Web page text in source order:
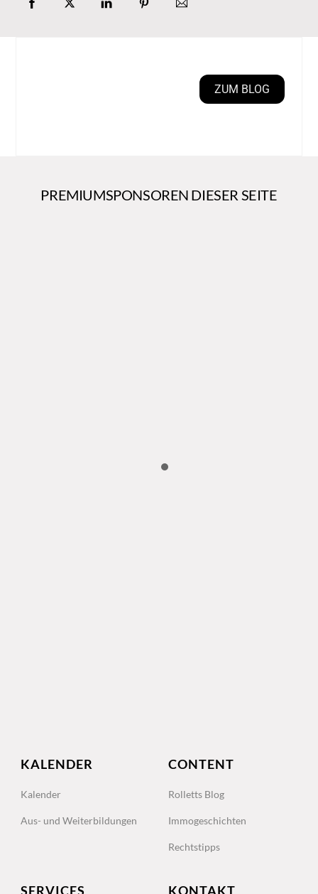
ZUM BLOG
PREMIUMSPONSOREN DIESER SEITE
KALENDER
Kalender
Aus- und Weiterbildungen
CONTENT
Rolletts Blog
Immogeschichten
Rechtstipps
SERVICES KONTAKT